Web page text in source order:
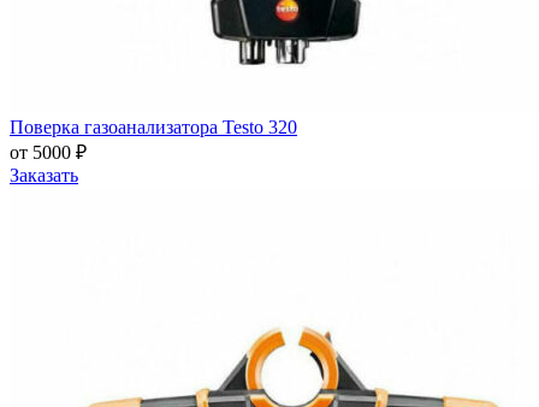
Поверка газоанализатора Testo 320
от 5000 ₽
Заказать